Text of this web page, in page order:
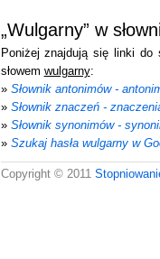
„Wulgarny” w
Poniżej znajdują się linki do
słowem wulgarny:
» Słownik antonimów -
» Słownik znaczeń -
» Słownik synonimów -
» Szukaj hasła wulgarny w
Copyright © 2011